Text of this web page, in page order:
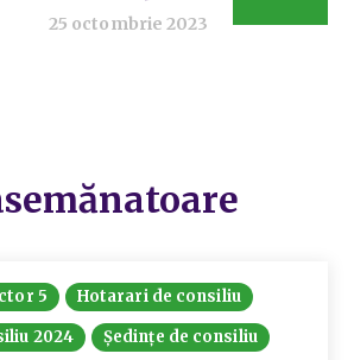
25 octombrie 2023
5
Hotarari de consiliu
2024
Ședințe de consiliu